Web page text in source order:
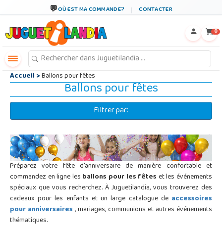
OÙ EST MA COMMANDE? CONTACTER
0
Accueil>Ballons pour fêtes
Ballons pour fêtes
Filtrer par:
Préparez votre fête d'anniversaire de manière confortable et
commandez en ligne lesballons pour les fêteset les événements
spéciaux que vous recherchez. À Juguetilandia, vous trouverez des
cadeaux pour les enfants et un large catalogue de accessoires
pour anniversaires, mariages, communions et autres événements
thématiques.